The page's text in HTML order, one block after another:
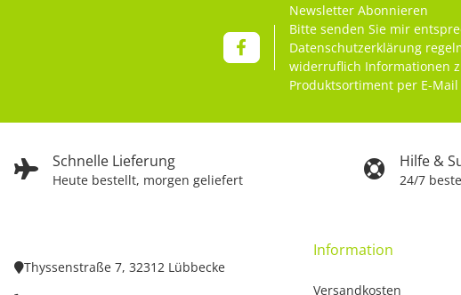
Schnelle Lieferung
Heute bestellt, morgen geliefert
Hilfe &
24/7
Newsletter Abonnieren
Bitte senden Sie mir
Datenschutzerklärung
widerruflich Informationen
Produktsortiment per E-Mail
Thyssenstraße 7, 32312 Lübbecke
Information
Versandkosten